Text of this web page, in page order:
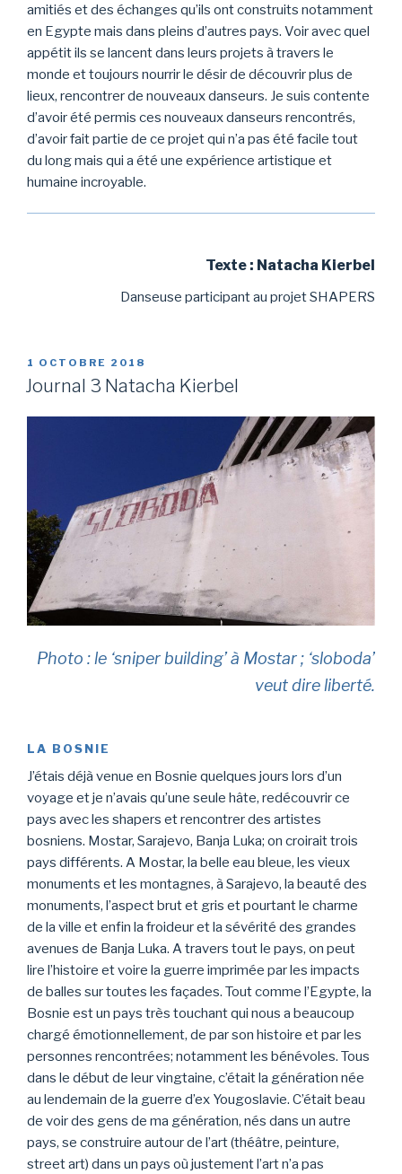
amitiés et des échanges qu’ils ont construits notamment
en Egypte mais dans pleins d’autres pays. Voir avec quel
appétit ils se lancent dans leurs projets à travers le
monde et toujours nourrir le désir de découvrir plus de
lieux, rencontrer de nouveaux danseurs. Je suis contente
d’avoir été permis ces nouveaux danseurs rencontrés,
d’avoir fait partie de ce projet qui n’a pas été facile tout
du long mais qui a été une expérience artistique et
humaine incroyable.
Texte : Natacha Kierbel
Danseuse participant au projet SHAPERS
PUBLIÉ
LE
1 OCTOBRE 2018
Journal 3 Natacha Kierbel
Photo : le ‘sniper building’ à Mostar ; ‘sloboda’
veut dire liberté.
LA BOSNIE
J’étais déjà venue en Bosnie quelques jours lors d’un
voyage et je n’avais qu’une seule hâte, redécouvrir ce
pays avec les shapers et rencontrer des artistes
bosniens. Mostar, Sarajevo, Banja Luka; on croirait trois
pays différents. A Mostar, la belle eau bleue, les vieux
monuments et les montagnes, à Sarajevo, la beauté des
monuments, l’aspect brut et gris et pourtant le charme
de la ville et enfin la froideur et la sévérité des grandes
avenues de Banja Luka. A travers tout le pays, on peut
lire l’histoire et voire la guerre imprimée par les impacts
de balles sur toutes les façades. Tout comme l’Egypte, la
Bosnie est un pays très touchant qui nous a beaucoup
chargé émotionnellement, de par son histoire et par les
personnes rencontrées; notamment les bénévoles. Tous
dans le début de leur vingtaine, c’était la génération née
au lendemain de la guerre d’ex Yougoslavie. C’était beau
de voir des gens de ma génération, nés dans un autre
pays, se construire autour de l’art (théâtre, peinture,
street art) dans un pays où justement l’art n’a pas